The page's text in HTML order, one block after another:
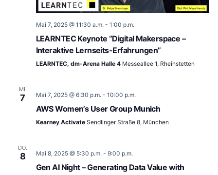
Mai 7, 2025 @ 11:30 a.m. - 1:00 p.m.
LEARNTEC Keynote “Digital Makerspace –
Interaktive Lernseits-Erfahrungen”
LEARNTEC, dm-Arena Halle 4 Messeallee 1, Rheinstetten
MI.
7 Mai 7, 2025 @ 6:30 p.m. - 10:00 p.m.
AWS Women’s User Group Munich
Kearney Activate Sendlinger Straße 8, München
DO.
8 Mai 8, 2025 @ 5:30 p.m. - 9:00 p.m.
Gen AI Night – Generating Data Value with